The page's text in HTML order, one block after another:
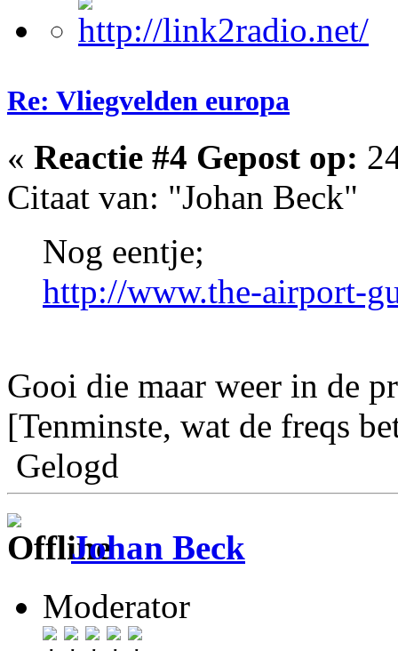
Re: Vliegvelden europa
« Reactie #4 Gepost op:
Citaat van: "Johan Beck"
Nog eentje;
http://www.the-airport-
Gooi die maar weer in de
[Tenminste, wat de freqs
Gelogd
Johan Beck
Moderator